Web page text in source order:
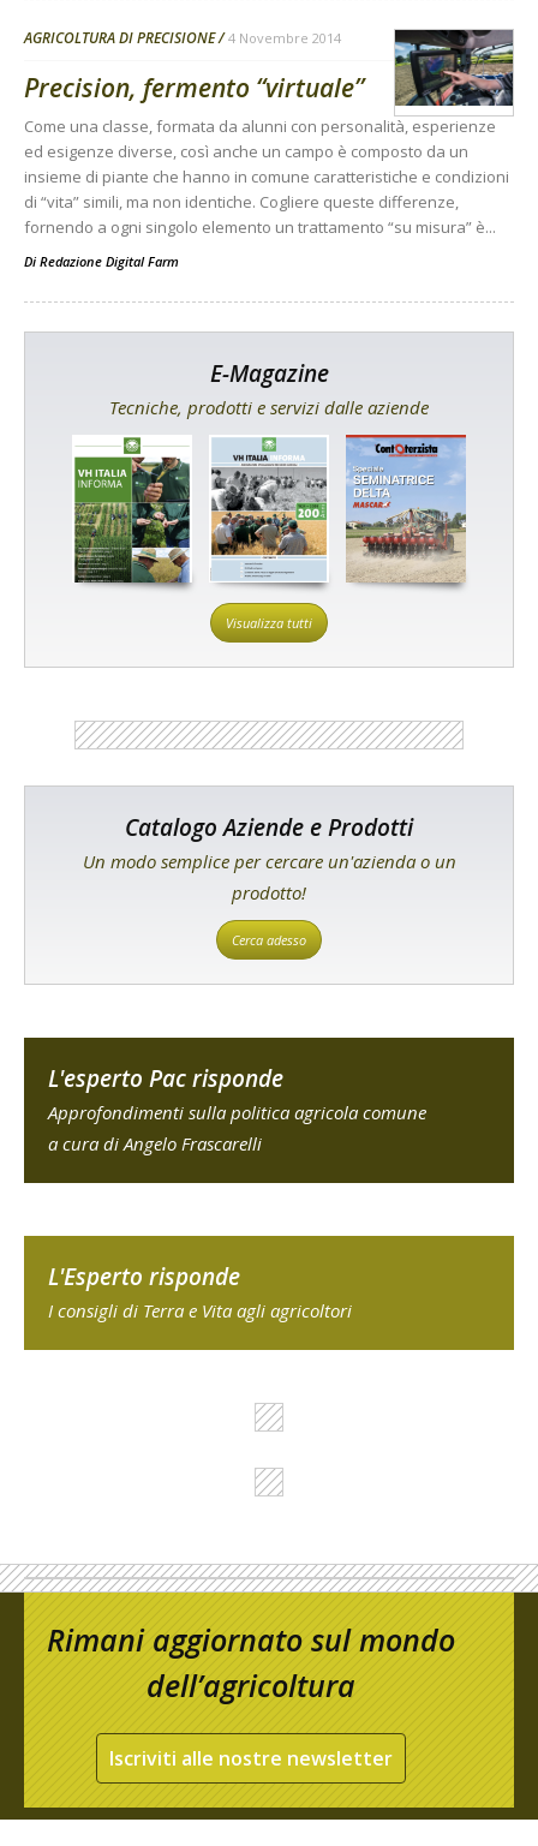
AGRICOLTURA DI PRECISIONE 4 Novembre 2014
Precision, fermento “virtuale”
Come una classe, formata da alunni con personalità, esperienze
ed esigenze diverse, così anche un campo è composto da un
insieme di piante che hanno in comune caratteristiche e condizioni
di “vita” simili, ma non identiche. Cogliere queste differenze,
fornendo a ogni singolo elemento un trattamento “su misura” è...
Di Redazione Digital Farm
E-Magazine
Tecniche, prodotti e servizi dalle aziende
Visualizza tutti
Catalogo Aziende e Prodotti
Un modo semplice per cercare un'azienda o un
prodotto!
Cerca adesso
L'esperto Pac risponde
Approfondimenti sulla politica agricola comune
a cura di Angelo Frascarelli
L'Esperto risponde
I consigli di Terra e Vita agli agricoltori
Rimani aggiornato sul mondo
dell’agricoltura
Iscriviti alle nostre newsletter